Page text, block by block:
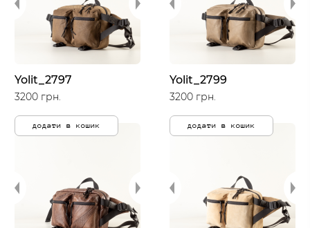
Yolit_2797
3200 грн.
додати в кошик
Yolit_2799
3200 грн.
додати в кошик